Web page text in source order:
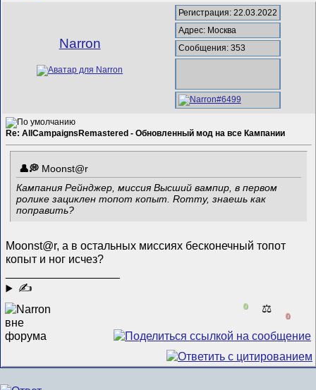
Narron
Регистрация: 22.03.2022
Адрес: Москва
Сообщения: 353
Re: AllCampaignsRemastered - Обновленный мод на все Кампании
Mооnst@r
Кампания Рейнджер, миссия Высший вампир, в первом
ролике зациклен топот копыт. Rommy, знаешь как
поправить?
Moonst@r, а в остальных миссиях бесконечный топот
копыт и ног исчез?
✍
0 ⚖️
0